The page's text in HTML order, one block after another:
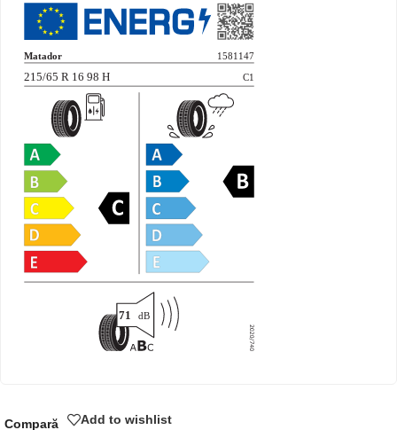
Compară Add to wishlist